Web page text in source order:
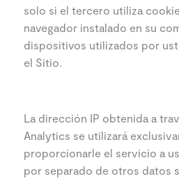
solo si el tercero utiliza
navegador instalado en su
dispositivos utilizados por
el Sitio.
La dirección IP obtenida a
Analytics se utilizará
proporcionarle el servicio a
por separado de otros datos